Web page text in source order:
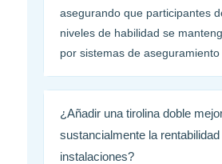
asegurando que participantes
niveles de habilidad se
por sistemas de aseguramiento
¿Añadir una tirolina doble
sustancialmente la rentabilidad
instalaciones?